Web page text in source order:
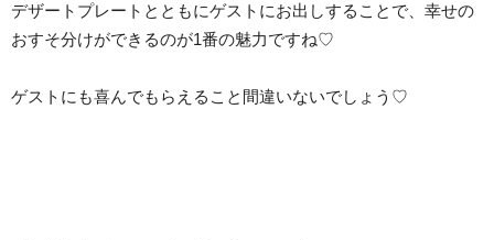
デザートプレートとともにゲストにお出しすることで、幸せの
おすそ分けができるのが1番の魅力ですね♡
ゲストにも喜んでもらえること間違いないでしょう♡